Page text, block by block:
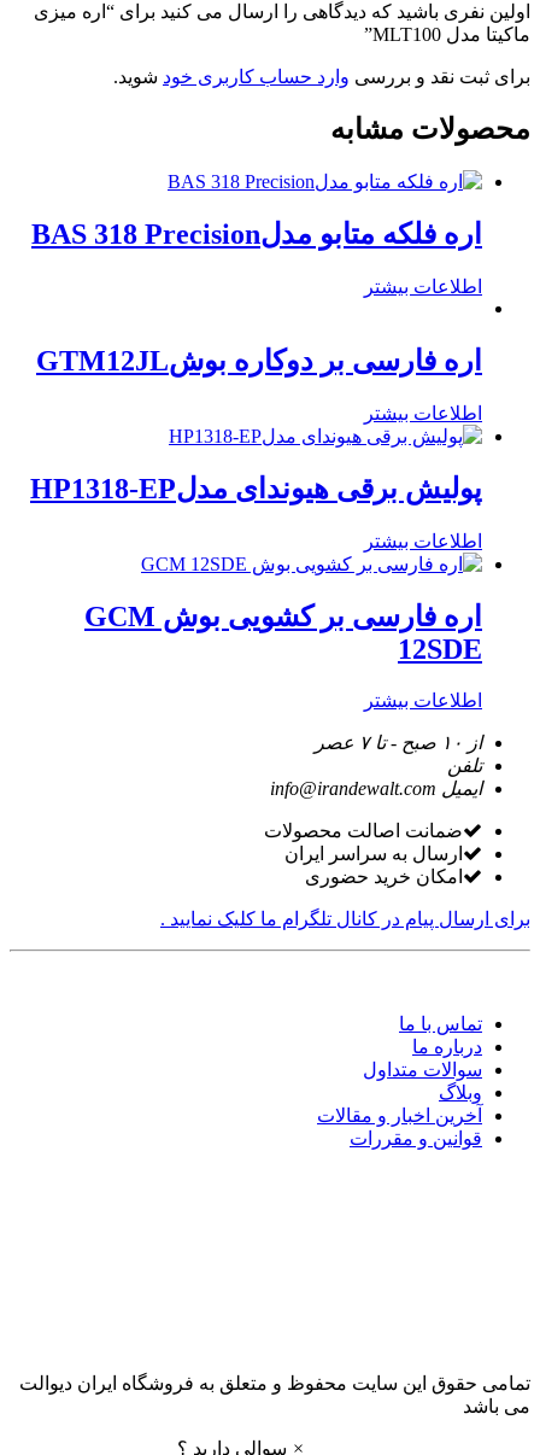
اولین نفری باشید که دیدگاهی را ارسال می کنید برای “اره میزی
ماکیتا مدل MLT100”
برای ثبت نقد و بررسی وارد حساب کاربری خود شوید.
محصولات مشابه
اره فلکه متابو مدلBAS 318 Precision
اطلاعات بیشتر
اره فارسی بر دوکاره بوشGTM12JL
اطلاعات بیشتر
پولیش برقی هیوندای مدلHP1318-EP
اطلاعات بیشتر
اره فارسی بر کشویی بوش GCM
12SDE
اطلاعات بیشتر
از ۱۰ صبح - تا ۷ عصر
تلفن
ایمیل info@irandewalt.com
ضمانت اصالت محصولات
ارسال به سراسر ایران
امکان خرید حضوری
برای ارسال پیام در کانال تلگرام ما کلیک نمایید .
تماس با ما
درباره ما
سوالات متداول
وبلاگ
آخرین اخبار و مقالات
قوانین و مقررات
تمامی حقوق این سایت محفوظ و متعلق به فروشگاه ایران دیوالت
می باشد
× سوالی دارید ؟